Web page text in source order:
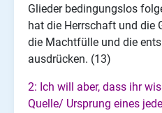
Glieder bedingungslos
hat die Herrschaft und die
die Machtfülle und die
ausdrücken. (13)
2: Ich will aber, dass ihr
Quelle/ Ursprung eines